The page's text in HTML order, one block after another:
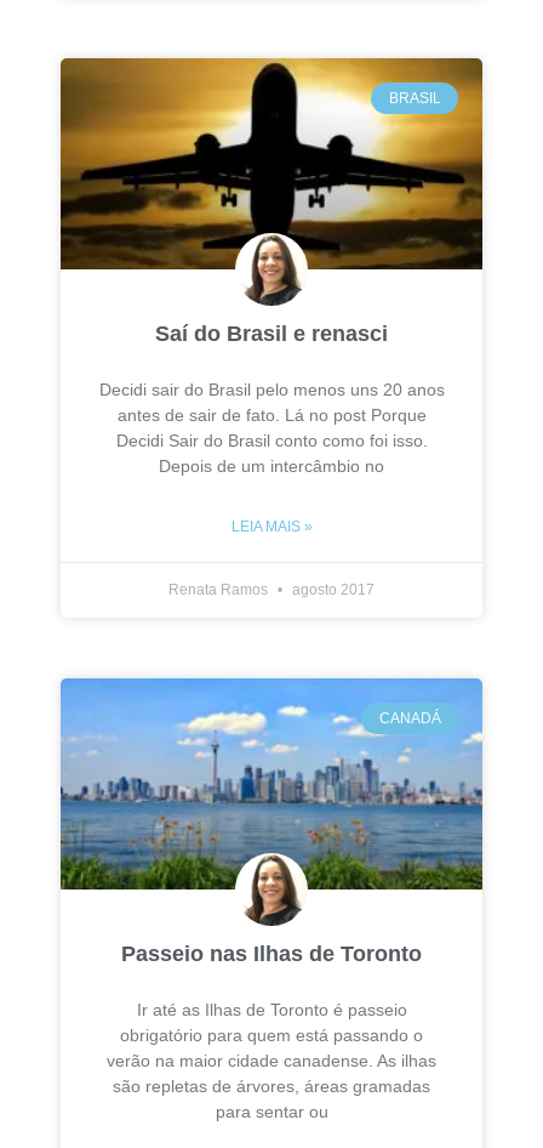
BRASIL
Saí do Brasil e renasci
Decidi sair do Brasil pelo menos uns 20 anos
antes de sair de fato. Lá no post Porque
Decidi Sair do Brasil conto como foi isso.
Depois de um intercâmbio no
LEIA MAIS »
Renata Ramos agosto 2017
CANADÁ
Passeio nas Ilhas de Toronto
Ir até as Ilhas de Toronto é passeio
obrigatório para quem está passando o
verão na maior cidade canadense. As ilhas
são repletas de árvores, áreas gramadas
para sentar ou